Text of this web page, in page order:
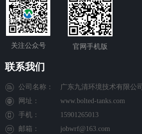
公司名称：
广东九清环境技术有限公司
网址：
www.bolted-tanks.com
手机：
15901265013
邮箱：
jobwrf@163.com
联系我们
关注公众号 官网手机版